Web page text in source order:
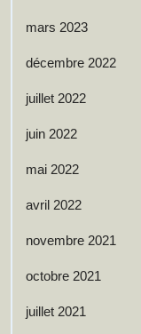
mars 2023
décembre 2022
juillet 2022
juin 2022
mai 2022
avril 2022
novembre 2021
octobre 2021
juillet 2021